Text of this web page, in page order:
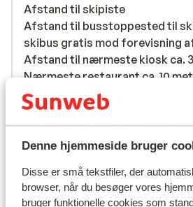
Denne hjemmeside bruger
Disse er små tekstfiler, der
browser, når du besøger vores
bruger funktionelle cookies som
Afstand til skipiste
Afstand til busstoppested til
skibus gratis mod forevisning
Afstand til nærmeste kiosk ca.
Nærmeste restaurant ca. 10
Rolig beliggenhed
Liftkort/skileje/